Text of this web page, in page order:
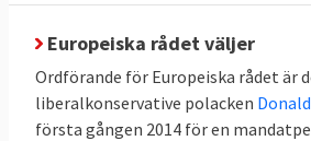
Europeiska rådet väljer
Ordförande för Europeiska rådet är
liberalkonservative polacken
första gången 2014 för en